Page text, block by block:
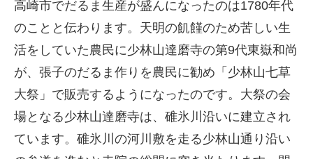
高崎市でだるま生産が盛んになったのは1780年代
のことと伝わります。天明の飢饉のため苦しい生
活をしていた農民に少林山達磨寺の第9代東嶽和尚
が、張子のだるま作りを農民に勧め「少林山七草
大祭」で販売するようになったのです。大祭の会
場となる少林山達磨寺は、碓氷川沿いに建立され
ています。碓氷川の河川敷を走る少林山通り沿い